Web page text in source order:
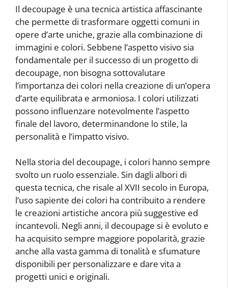
Il decoupage è una tecnica artistica affascinante
che permette di trasformare oggetti comuni in
opere d’arte uniche, grazie alla combinazione di
immagini e colori. Sebbene l’aspetto visivo sia
fondamentale per il successo di un progetto di
decoupage, non bisogna sottovalutare
l’importanza dei colori nella creazione di un’opera
d’arte equilibrata e armoniosa. I colori utilizzati
possono influenzare notevolmente l’aspetto
finale del lavoro, determinandone lo stile, la
personalità e l’impatto visivo.
Nella storia del decoupage, i colori hanno sempre
svolto un ruolo essenziale. Sin dagli albori di
questa tecnica, che risale al XVII secolo in Europa,
l’uso sapiente dei colori ha contribuito a rendere
le creazioni artistiche ancora più suggestive ed
incantevoli. Negli anni, il decoupage si è evoluto e
ha acquisito sempre maggiore popolarità, grazie
anche alla vasta gamma di tonalità e sfumature
disponibili per personalizzare e dare vita a
progetti unici e originali.